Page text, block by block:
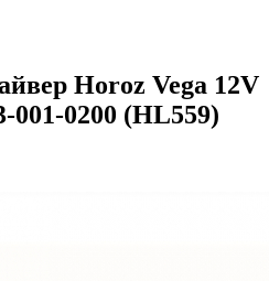
Horoz Vega 12V
001-0200 (HL559)